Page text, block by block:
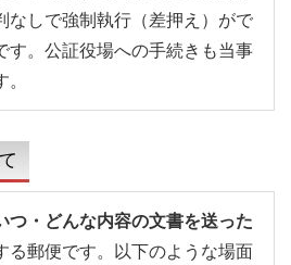
なしで強制執行（差押え）がで
す。公証役場への手続きも当事
つ・どんな内容の文書を送った
る郵便です。以下のような場面